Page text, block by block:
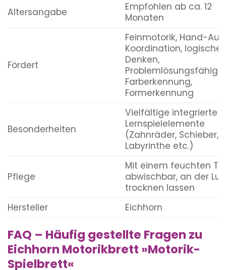
Altersangabe
Empfohlen ab ca. 12
Monaten
Fördert
Feinmotorik, Hand-
Koordination, logisches
Denken,
Farberkennung,
Formerkennung
Besonderheiten
Vielfältige integrierte
Lernspielelemente
(Zahnräder, Schieber,
Labyrinthe etc.)
Pflege
Mit einem feuchten
abwischbar, an der
trocknen lassen
Hersteller
Eichhorn
FAQ – Häufig gestellte Fragen zu
Eichhorn Motorikbrett »Motorik-
Spielbrett«